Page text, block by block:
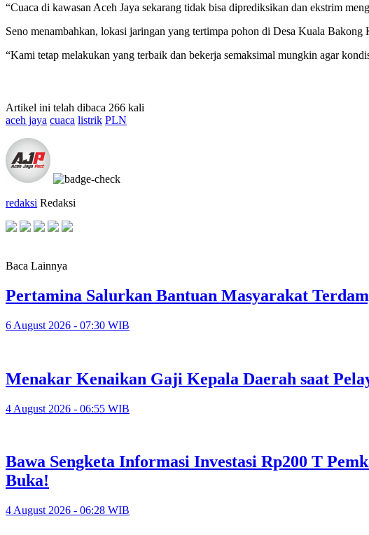
“Cuaca di kawasan Aceh Jaya sekarang tidak bisa diprediksikan dan ekstrim
Seno menambahkan, lokasi jaringan yang tertimpa pohon di Desa Kuala
“Kami tetap melakukan yang terbaik dan bekerja semaksimal mungkin agar
Artikel ini telah dibaca 266 kali
aceh jaya cuaca listrik PLN
redaksi Redaksi
Baca Lainnya
Pertamina Salurkan Bantuan Masyarakat
6 August 2026 - 07:30 WIB
Menakar Kenaikan Gaji Kepala Daerah saat
4 August 2026 - 06:55 WIB
Bawa Sengketa Informasi Investasi Rp200 T
Buka!
4 August 2026 - 06:28 WIB